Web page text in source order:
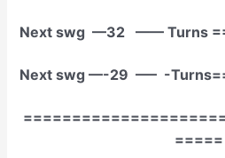
Next swg —32 —— Turns
Next swg —-29 —– -
=====